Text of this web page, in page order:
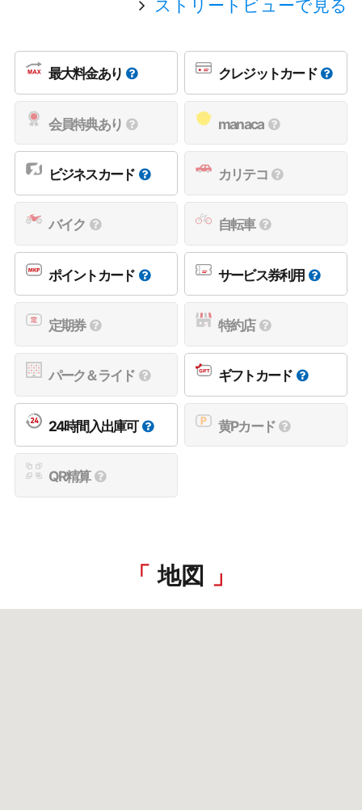
ストリートビューで見る
最大料金あり クレジットカード
会員特典あり manaca
ビジネスカード カリテコ
バイク 自転車
ポイントカード サービス券利用
定期券 特約店
パーク＆ライド ギフトカード
24時間入出庫可 黄Pカード
QR精算
地図